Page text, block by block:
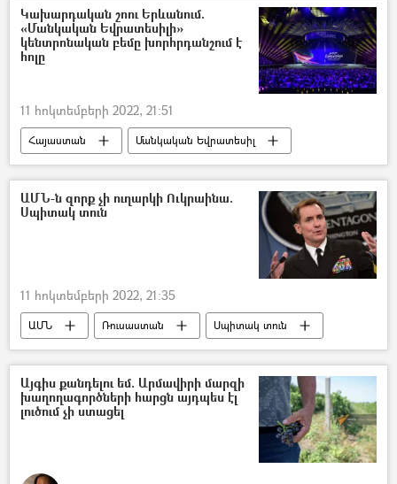
Կախարդական շոու Երևանում.
«Մանկական Եվրատեսիլի»
կենտրոնական բեմը խորհրդանշում է
հոլը
11 հոկտեմբերի 2022, 21:51
Հայաստան
Մանկական Եվրատեսիլ
մրցույթ
երգ
ԱՄՆ-ն զորք չի ուղարկի Ուկրաինա.
Սպիտակ տուն
11 հոկտեմբերի 2022, 21:35
ԱՄՆ Ռուսաստան Սպիտակ տուն
Այգիս քանդելու եմ. Արմավիրի մարզի
խաղողագործների հարցն այդպես էլ
լուծում չի ստացել